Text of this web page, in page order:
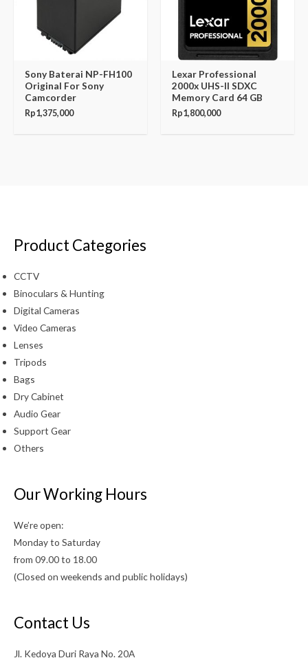
Sony Baterai NP-FH100
Original For Sony
Camcorder
Rp1,375,000
Lexar Professional
2000x UHS-II SDXC
Memory Card 64 GB
Rp1,800,000
Product Categories
CCTV
Binoculars & Hunting
Digital Cameras
Video Cameras
Lenses
Tripods
Bags
Dry Cabinet
Audio Gear
Support Gear
Others
Our Working Hours
We’re open:
Monday to Saturday
from 09.00 to 18.00
(Closed on weekends and public holidays)
Contact Us
Jl. Kedoya Duri Raya No. 20A